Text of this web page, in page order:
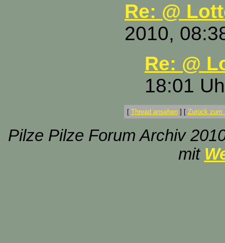
Re: @
2010,
Re: @
18:01
[ Thread ansehen ] [ Zurück zum
Pilze Pilze Forum Archiv
mit